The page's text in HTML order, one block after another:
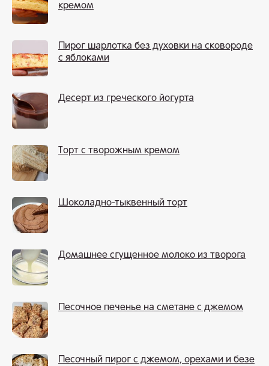
кремом
Пирог шарлотка без духовки на сковороде
с яблоками
Десерт из греческого йогурта
Торт с творожным кремом
Шоколадно-тыквенный торт
Домашнее сгущенное молоко из творога
Песочное печенье на сметане с джемом
Песочный пирог с джемом, орехами и безе